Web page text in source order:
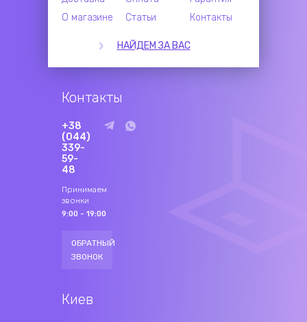
О магазине
Статьи Контакты
НАЙДЕМ ЗА ВАС
Контакты
+38
(044)
339-
59-
48
Принимаем
звонки
9:00 - 19:00
ОБРАТНЫЙ
ЗВОНОК
Киев